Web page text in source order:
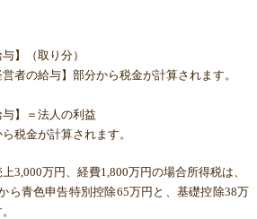
】（取り分）
者の給与】部分から税金が計算されます。
】＝法人の利益
税金が計算されます。
3,000万円、経費1,800万円の場合所得税は、
ら青色申告特別控除65万円と、基礎控除38万